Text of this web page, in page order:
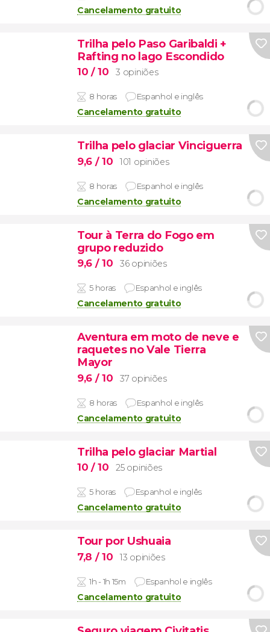
Cancelamento gratuito
Trilha pelo Paso Garibaldi +
Rafting no lago Escondido
10 / 10 3 opiniões
8 horas Espanhol e inglês
Cancelamento gratuito
Trilha pelo glaciar Vinciguerra
9,6 / 10 101 opiniões
8 horas Espanhol e inglês
Cancelamento gratuito
Tour à Terra do Fogo em
grupo reduzido
9,6 / 10 36 opiniões
5 horas Espanhol e inglês
Cancelamento gratuito
Aventura em moto de neve e
raquetes no Vale Tierra
Mayor
9,6 / 10 37 opiniões
8 horas Espanhol e inglês
Cancelamento gratuito
Trilha pelo glaciar Martial
10 / 10 25 opiniões
5 horas Espanhol e inglês
Cancelamento gratuito
Tour por Ushuaia
7,8 / 10 13 opiniões
1h - 1h 15m Espanhol e inglês
Cancelamento gratuito